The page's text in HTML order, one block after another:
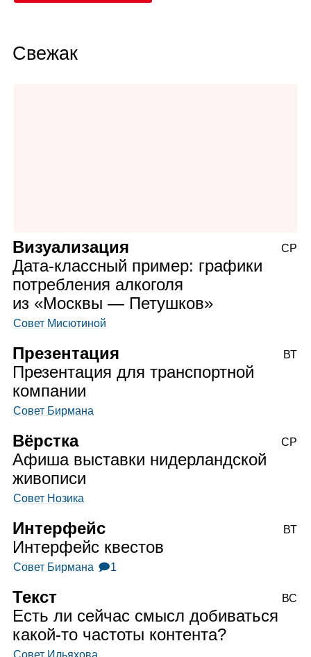
Свежак
Визуализация
Дата‑классный пример: графики
потребления алкоголя
из «Москвы — Петушков»
Совет Мисютиной
СР
Презентация
Презентация для транспортной
компании
Совет Бирмана
ВТ
Вёрстка
Афиша выставки нидерландской
живописи
Совет Нозика
СР
Интерфейс
Интерфейс квестов
Совет Бирмана 🗩1
ВТ
Текст
Есть ли сейчас смысл добиваться
какой‑то частоты контента?
Совет Ильяхова
ВС